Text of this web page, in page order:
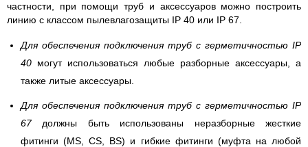
частности, при помощи труб и аксессуаров можно построить
линию с классом пылевлагозащиты IP 40 или IP 67.
Для обеспечения подключения труб с герметичностью IP
40 могут использоваться любые разборные аксессуары, а
также литые аксессуары.
Для обеспечения подключения труб с герметичностью IP
67должны быть использованы неразборные жесткие
фитинги (MS, CS, BS) и гибкие фитинги (муфта на любой